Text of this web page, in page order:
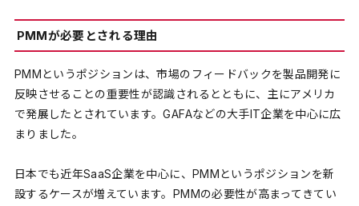
PMMが必要とされる理由
PMMというポジションは、市場のフィードバックを製品開発に
反映させることの重要性が認識されるとともに、主にアメリカ
で発展したとされています。GAFAなどの大手IT企業を中心に広
まりました。
日本でも近年SaaS企業を中心に、PMMというポジションを新
設するケースが増えています。PMMの必要性が高まってきてい